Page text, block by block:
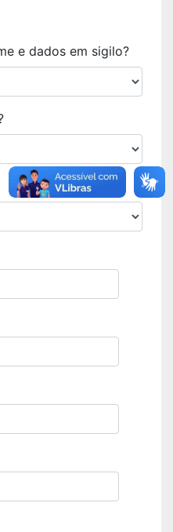
e dados em sigilo?